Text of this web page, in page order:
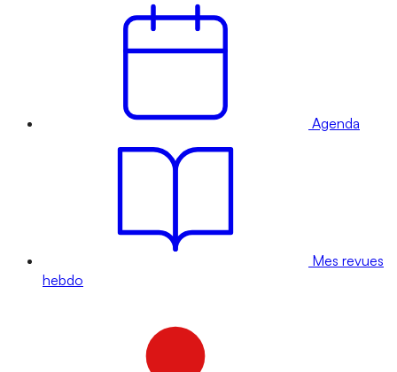
Agenda
Mes revues
hebdo